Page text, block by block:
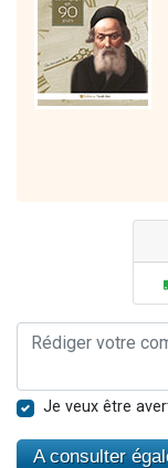
Je veux être
A consulter